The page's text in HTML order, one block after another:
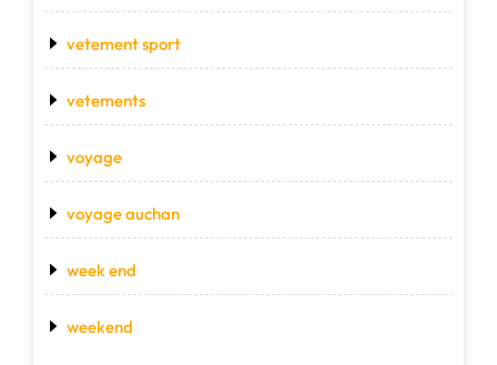
vetement sport
vetements
voyage
voyage auchan
week end
weekend